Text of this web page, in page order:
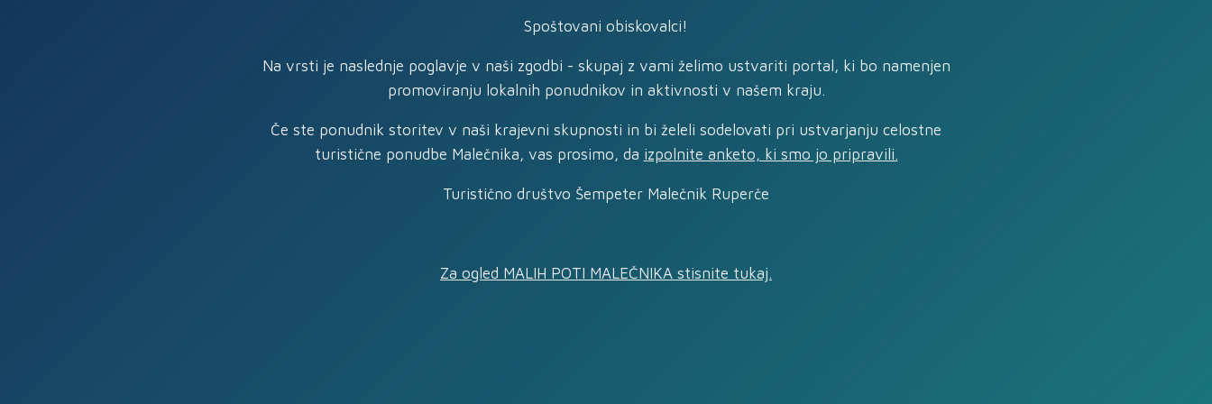
Spoštovani obiskovalci!
Na vrsti je naslednje poglavje v naši zgodbi - skupaj z vami želimo ustvariti portal, ki bo namenjen
promoviranju lokalnih ponudnikov in aktivnosti v našem kraju.
Če ste ponudnik storitev v naši krajevni skupnosti in bi želeli sodelovati pri ustvarjanju celostne
turistične ponudbe Malečnika, vas prosimo, da izpolnite anketo, ki smo jo pripravili.
Turistično društvo Šempeter Malečnik Ruperče
Za ogled MALIH POTI MALEČNIKA stisnite tukaj.